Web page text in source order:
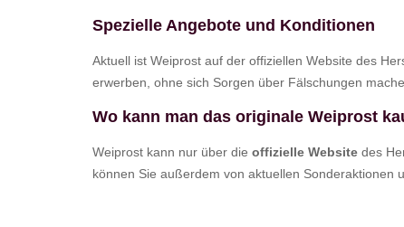
Spezielle Angebote und Konditionen
Aktuell ist Weiprost auf der offiziellen Website des
erwerben, ohne sich Sorgen über Fälschungen
Wo kann man das originale Weiprost
Weiprost kann nur über die offizielle Website des
können Sie außerdem von aktuellen Sonderaktionen